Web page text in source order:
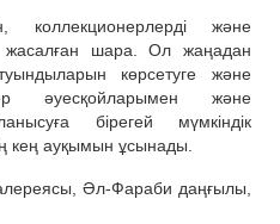
коллекционерлерді және
жасалған шара. Ол жаңадан
көрсетуге және
әуесқойларымен және
бірегей мүмкіндік
кең ауқымын ұсынады.
Әл-Фараби даңғылы,